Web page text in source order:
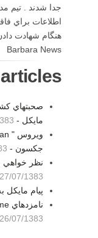
جدا شدند . تيم
اطلاعات براي
Barbara News
صحبتهاي
مايكل -
جكسون -
نظر خواهي
27/07/1383 02:43
پيام مايكل
نامزدهاي UK Music Hall Of Fame معرفي شدند -
26/07/1383 02:40